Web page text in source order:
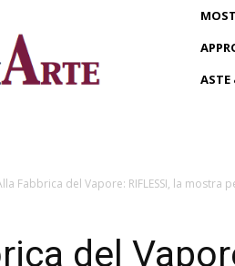
ASTE
Fabbrica del Vapore: RIFLESSI, la mostra
del